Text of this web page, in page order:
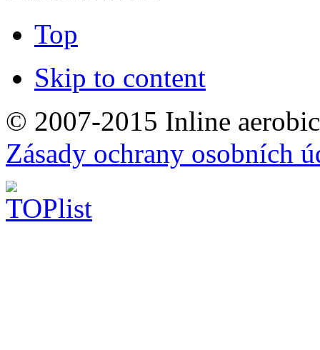
Top
Skip to content
© 2007-2015 Inline
Zásady ochrany osobních